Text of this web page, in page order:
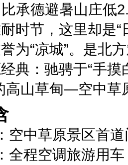
承德避暑山庄低
时节，这里却是
为“凉城”。是北
典：驰骋于“手摸
高山草甸—空中草
空中草原景区首道
全程空调旅游用车